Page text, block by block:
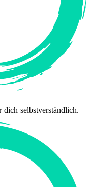
selbstverständlich.